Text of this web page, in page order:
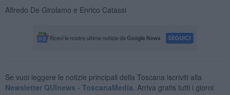
Alfredo De Girolamo e Enrico Catassi
Se vuoi leggere le notizie principali della Toscana iscriviti alla
Newsletter QUInews - ToscanaMedia. Arriva gratis tutti i giorni